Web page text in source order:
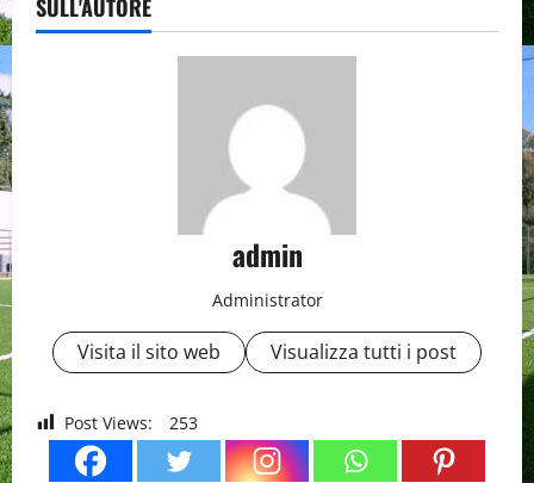
SULL'AUTORE
admin
Administrator
Visita il sito web Visualizza tutti i post
Post Views: 253